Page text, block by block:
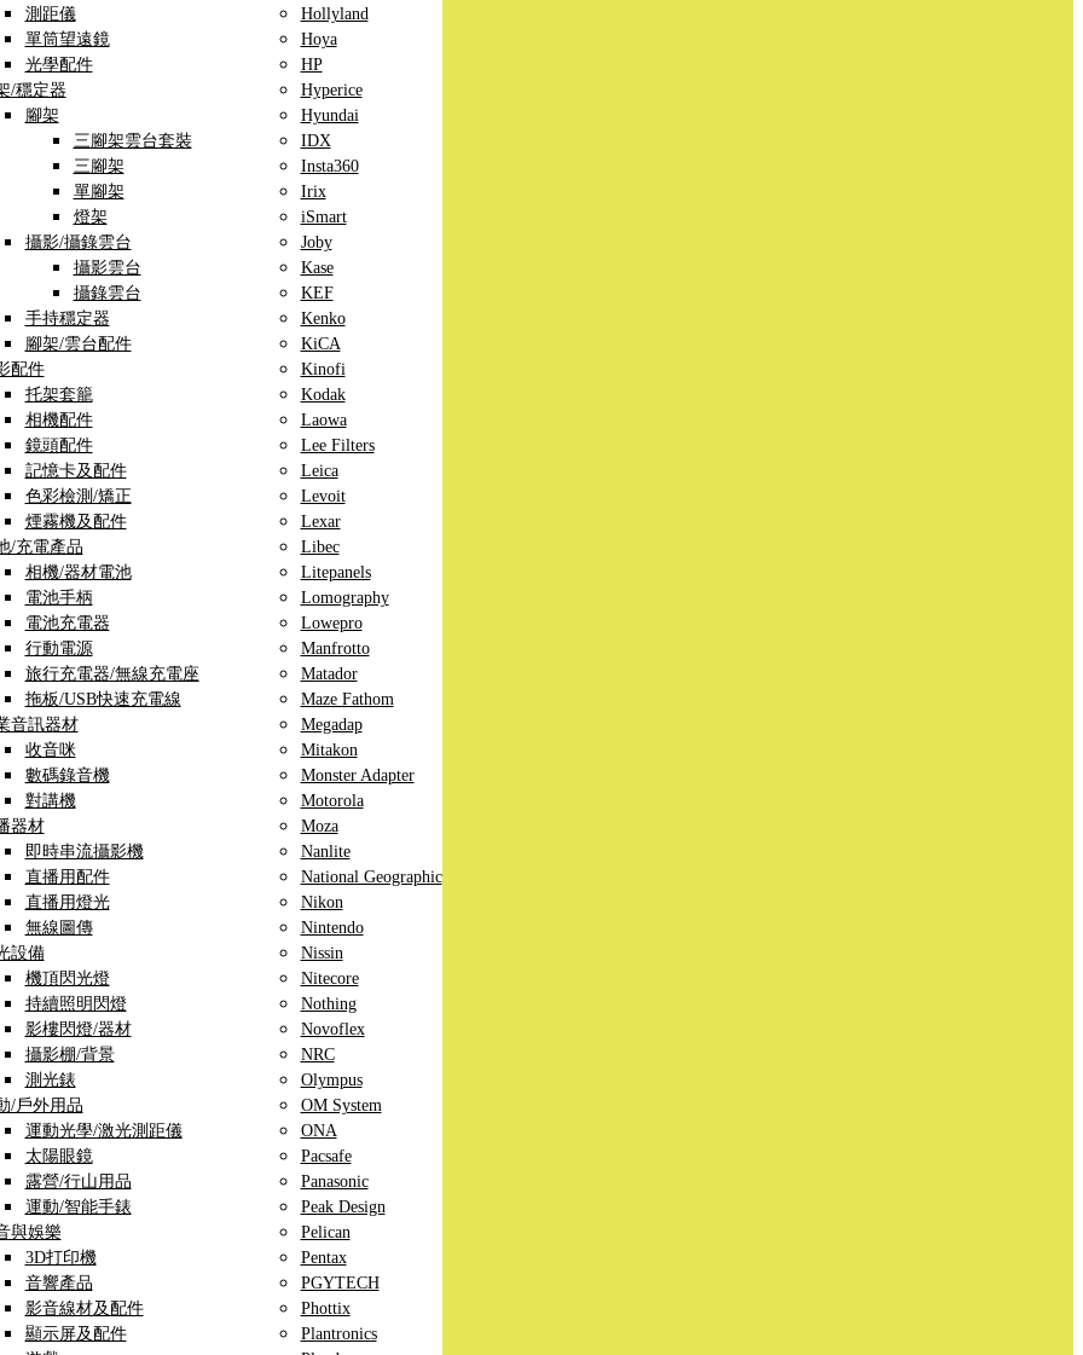
測距儀
單筒望遠鏡
光學配件
/穩定器
腳架
三腳架雲台套裝
三腳架
單腳架
燈架
攝影/攝錄雲台
攝影雲台
攝錄雲台
手持穩定器
腳架/雲台配件
配件
托架套籠
相機配件
鏡頭配件
記憶卡及配件
色彩檢測/矯正
煙霧機及配件
/充電產品
相機/器材電池
電池手柄
電池充電器
行動電源
旅行充電器/無線充電座
拖板/USB快速充電線
音訊器材
收音咪
數碼錄音機
對講機
器材
即時串流攝影機
直播用配件
直播用燈光
無線圖傳
設備
機頂閃光燈
持續照明閃燈
影樓閃燈/器材
攝影棚/背景
測光錶
/戶外用品
運動光學/激光測距儀
太陽眼鏡
露營/行山用品
運動/智能手錶
與娛樂
3D打印機
音響產品
影音線材及配件
顯示屏及配件
Hollyland
Hoya
HP
Hyperice
Hyundai
IDX
Insta360
Irix
iSmart
Joby
Kase
KEF
Kenko
KiCA
Kinofi
Kodak
Laowa
Lee Filters
Leica
Levoit
Lexar
Libec
Litepanels
Lomography
Lowepro
Manfrotto
Matador
Maze Fathom
Megadap
Mitakon
Monster Adapter
Motorola
Moza
Nanlite
National Geographic
Nikon
Nintendo
Nissin
Nitecore
Nothing
Novoflex
NRC
Olympus
OM System
ONA
Pacsafe
Panasonic
Peak Design
Pelican
Pentax
PGYTECH
Phottix
Plantronics